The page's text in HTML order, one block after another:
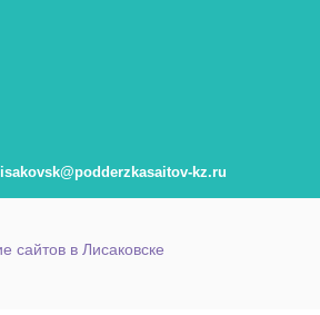
lisakovsk@podderzkasaitov-kz.ru